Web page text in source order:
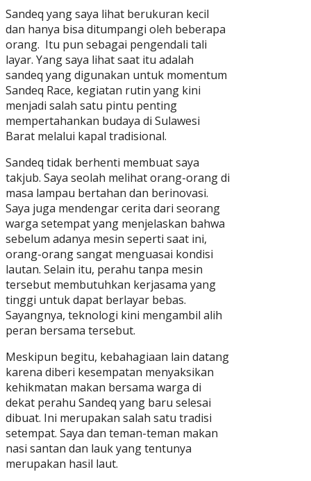
Sandeq yang saya lihat berukuran kecil
dan hanya bisa ditumpangi oleh beberapa
orang. Itu pun sebagai pengendali tali
layar. Yang saya lihat saat itu adalah
sandeq yang digunakan untuk momentum
Sandeq Race, kegiatan rutin yang kini
menjadi salah satu pintu penting
mempertahankan budaya di Sulawesi
Barat melalui kapal tradisional.
Sandeq tidak berhenti membuat saya
takjub. Saya seolah melihat orang-orang di
masa lampau bertahan dan berinovasi.
Saya juga mendengar cerita dari seorang
warga setempat yang menjelaskan bahwa
sebelum adanya mesin seperti saat ini,
orang-orang sangat menguasai kondisi
lautan. Selain itu, perahu tanpa mesin
tersebut membutuhkan kerjasama yang
tinggi untuk dapat berlayar bebas.
Sayangnya, teknologi kini mengambil alih
peran bersama tersebut.
Meskipun begitu, kebahagiaan lain datang
karena diberi kesempatan menyaksikan
kehikmatan makan bersama warga di
dekat perahu Sandeq yang baru selesai
dibuat. Ini merupakan salah satu tradisi
setempat. Saya dan teman-teman makan
nasi santan dan lauk yang tentunya
merupakan hasil laut.